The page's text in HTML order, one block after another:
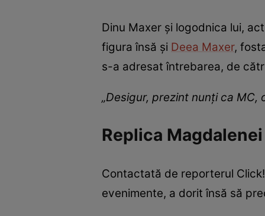
Dinu Maxer și logodnica lui,
figura însă și Deea Maxer,
s-a adresat întrebarea, de
„Desigur, prezint nunți ca
Replica
Contactată de reporterul
evenimente, a dorit însă să